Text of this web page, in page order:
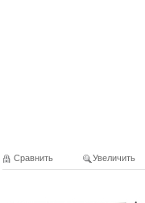
Сравнить Увеличить